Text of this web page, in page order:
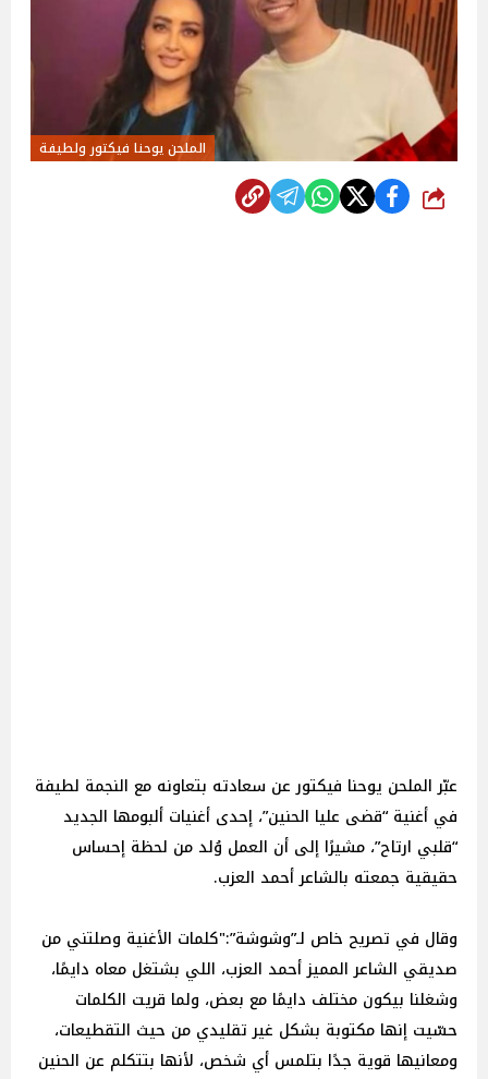
الملحن يوحنا فيكتور ولطيفة
شارك
عبّر الملحن يوحنا فيكتور عن سعادته بتعاونه مع النجمة لطيفة
في أغنية “قضى عليا الحنين”، إحدى أغنيات ألبومها الجديد
“قلبي ارتاح”، مشيرًا إلى أن العمل وُلد من لحظة إحساس
حقيقية جمعته بالشاعر أحمد العزب.
وقال في تصريح خاص لـ”وشوشة”:"كلمات الأغنية وصلتني من
صديقي الشاعر المميز أحمد العزب، اللي بشتغل معاه دايمًا،
وشغلنا بيكون مختلف دايمًا مع بعض، ولما قريت الكلمات
حسّيت إنها مكتوبة بشكل غير تقليدي من حيث التقطيعات،
ومعانيها قوية جدًا بتلمس أي شخص، لأنها بتتكلم عن الحنين